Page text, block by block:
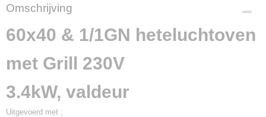
Productcode
Omschrijving
60x40 & 1/1GN heteluchtoven
met Grill 230V
3.4kW, valdeur
Uitgevoerd met ;